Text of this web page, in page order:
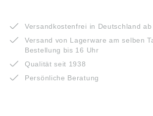
Versandkostenfrei in Deutschland
Versand von Lagerware am selben
Bestellung bis 16 Uhr
Qualität seit 1938
Persönliche Beratung